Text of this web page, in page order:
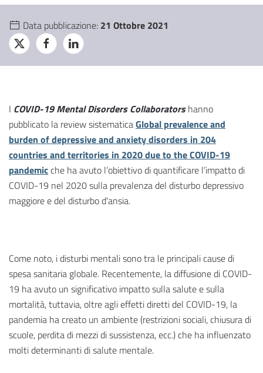
Data pubblicazione: 21 Ottobre 2021
I COVID-19 Mental Disorders Collaboratorshanno
pubblicato la review sistematicaGlobal prevalence and
burden of depressive and anxiety disorders in 204
countries and territories in 2020 due to the COVID-19
pandemicche ha avuto l’obiettivo di quantificare l’impatto di
COVID-19 nel 2020 sulla prevalenza del disturbo depressivo
maggiore e del disturbo d'ansia.
Come noto, i disturbi mentali sono tra le principali cause di
spesa sanitaria globale. Recentemente, la diffusione di COVID-
19 ha avuto un significativo impatto sulla salute e sulla
mortalità, tuttavia, oltre agli effetti diretti del COVID-19, la
pandemia ha creato un ambiente (restrizioni sociali, chiusura di
scuole, perdita di mezzi di sussistenza, ecc.) che ha influenzato
molti determinanti di salute mentale.